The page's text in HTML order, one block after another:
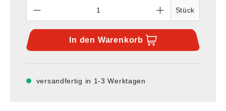
Stück
In den Warenkorb
versandfertig in 1-3 Werktagen